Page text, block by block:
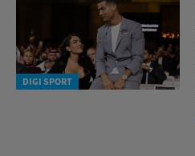
DIGI SPORT